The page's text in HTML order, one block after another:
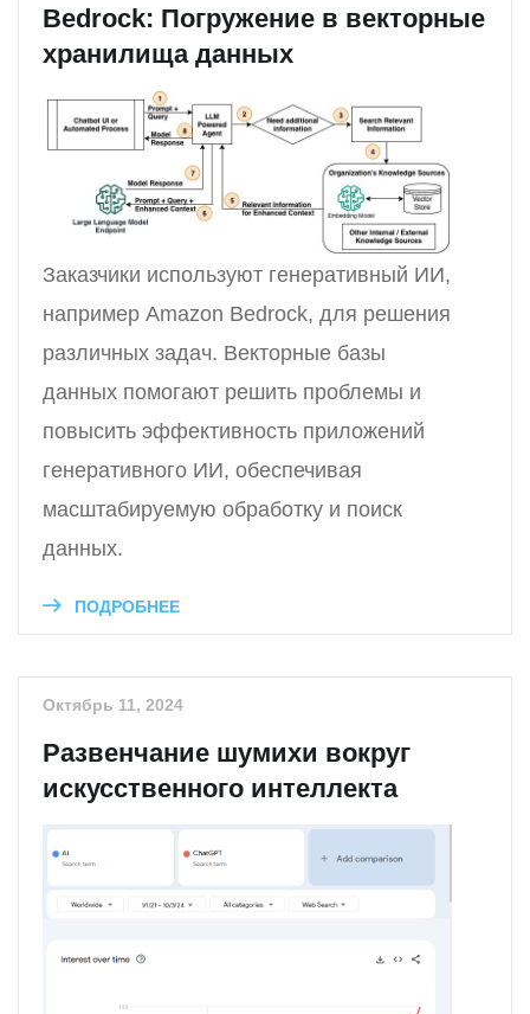
Bedrock: Погружение в векторные
хранилища данных
Заказчики используют генеративный ИИ,
например Amazon Bedrock, для решения
различных задач. Векторные базы
данных помогают решить проблемы и
повысить эффективность приложений
генеративного ИИ, обеспечивая
масштабируемую обработку и поиск
данных.
ПОДРОБНЕЕ
Октябрь 11, 2024
Развенчание шумихи вокруг
искусственного интеллекта